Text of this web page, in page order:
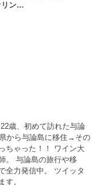
リン…
歳、初めて訪れた与論
から与論島に移住→その
ちゃった！！ ワイン大
。 与論島の旅行や移
全力発信中。 ツイッタ
す。